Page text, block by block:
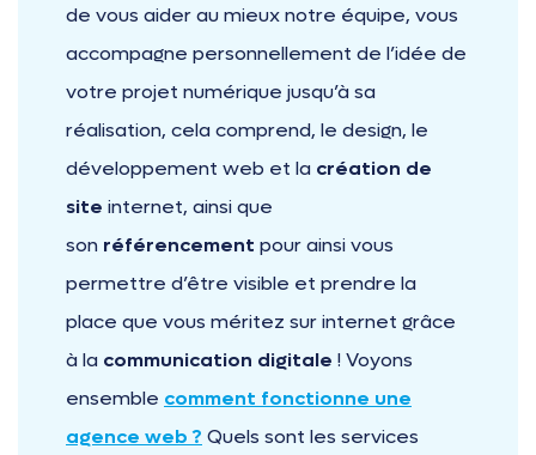
de vous aider au mieux notre équipe, vous
accompagne personnellement de l’idée de
votre projet numérique jusqu’à sa
réalisation, cela comprend, le design, le
développement web et la création de
site internet, ainsi que
son référencement pour ainsi vous
permettre d’être visible et prendre la
place que vous méritez sur internet grâce
à la communication digitale ! Voyons
ensemble comment fonctionne une
agence web ? Quels sont les services